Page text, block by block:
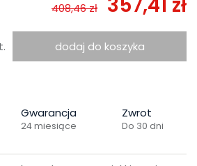
408,46 zł
dodaj do koszyka
Gwarancja
24 miesiące
Zwrot
Do 30 dni